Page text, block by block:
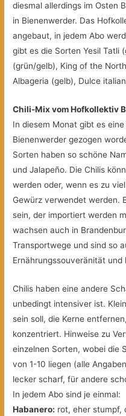
diesmal allerdings im Osten
in Bienenwerder. Das
angebaut, in jedem Abo
gibt es die Sorten Yesil Tatli
(grün/gelb), King of the
Albageria (gelb), Dulce
Chili-Mix vom Hofkollektiv
In diesem Monat gibt es
Bienenwerder gezogen
Sorten haben so schöne
und Jalapeño. Die Chilis
werden oder, wenn es zu
Gewürz verwendet werden.
sein, der importiert werden
wachsen auch in
Transportwege und sind so
Ernährungssouveränität und
Chilis haben eine andere
unbedingt intensiver ist.
sein soll, die Kerne
konzentriert. Hinweise zu
einzelnen Sorten, wobei die
von 1-10 liegen (alle
lecker scharf, für andere
In jedem Abo sind je einmal:
Habanero: rot, eher stumpf,